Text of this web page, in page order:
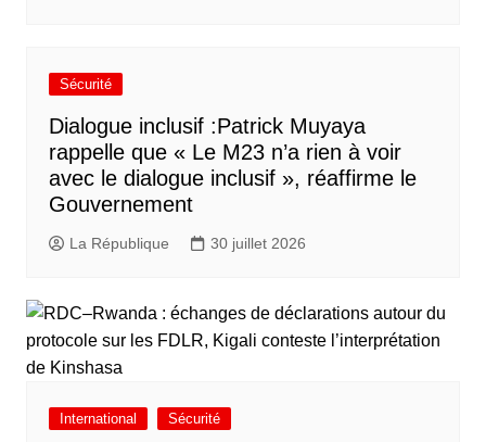
Sécurité
Dialogue inclusif :Patrick Muyaya
rappelle que « Le M23 n’a rien à voir
avec le dialogue inclusif », réaffirme le
Gouvernement
La République 30 juillet 2026
International Sécurité